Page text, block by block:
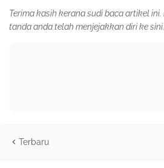
Terima kasih kerana sudi baca artikel
tanda anda telah menjejakkan diri ke sini.
Terbaru